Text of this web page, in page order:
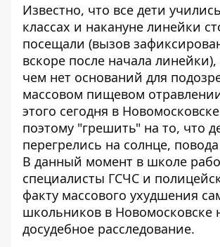
Известно, что все дети
классах и накануне линейки
посещали (вызов
вскоре после начала линейки),
чем нет оснований для
массовом пищевом
этого сегодня в
поэтому "грешить" на то, что
перегрелись на солнце,
В данный момент в школе
специалисты ГСЧС и
факту массового ухудшения
школьников в Новомосковске
досудебное расследование.